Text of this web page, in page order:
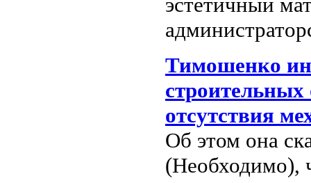
Тимошенко
строительных
отсутствия
Об этом она
(Необходимо),